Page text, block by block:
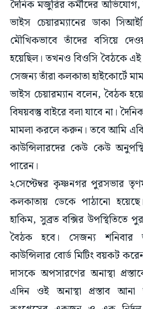
দৈনিক মজুরির কর্মীদের
ভাইস চেয়ারম্যানের ডাকা
মৌখিকভাবে তাঁদের বসিয়ে
হয়েছিল। তখনও বিওসি বৈঠকে এই
সেজন্য তাঁরা কলকাতা হাইকোর্টে
ভাইস চেয়ারম্যান বলেন, বৈঠক
বিষয়বস্তু বাইরে বলা যাবে না।
মামলা করলে করুন। তবে আমি
কাউন্সিলারদের কেউ কেউ
পারেন।
২সেপ্টেম্বর কৃষ্ণনগর পুরসভার
কলকাতায় ডেকে পাঠানো
হাকিম, সুব্রত বক্সির উপস্থিতিতে
বৈঠক হবে। সেজন্য শনিবার
কাউন্সিলার বোর্ড মিটিং বয়কট
দাসকে অপসারণের অনাস্থা
এদিন ওই অনাস্থা প্রস্তাব